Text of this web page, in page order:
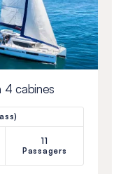
4 cabines
11
Passagers